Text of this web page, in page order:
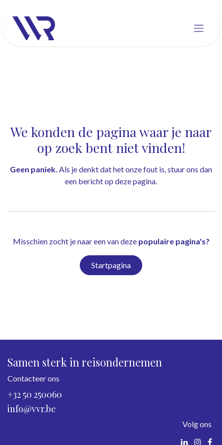
Fout 404
We konden de pagina waar je naar
op zoek bent niet vinden!
Geen paniek. Als je denkt dat het onze fout is, stuur ons dan
een bericht op deze pagina.
Misschien zocht je naar een van deze populaire pagina's?
Startpagina
Samen sterk in reisondernemen
Contacteer ons
+32 50 250060
info@vvr.be
Volg ons